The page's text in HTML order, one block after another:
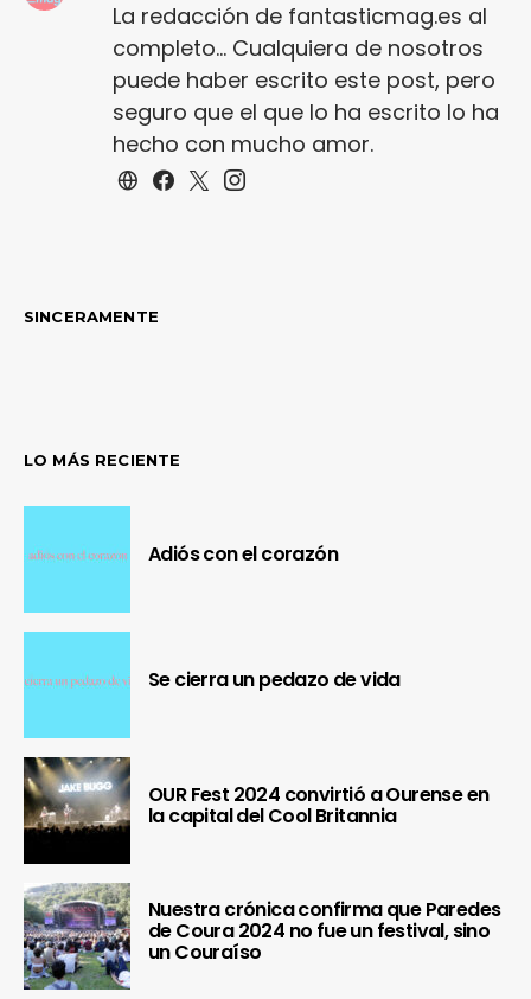
La redacción de fantasticmag.es al
completo... Cualquiera de nosotros
puede haber escrito este post, pero
seguro que el que lo ha escrito lo ha
hecho con mucho amor.
SINCERAMENTE
LO MÁS RECIENTE
Adiós con el corazón
Se cierra un pedazo de vida
OUR Fest 2024 convirtió a Ourense en
la capital del Cool Britannia
Nuestra crónica confirma que Paredes
de Coura 2024 no fue un festival, sino
un Couraíso